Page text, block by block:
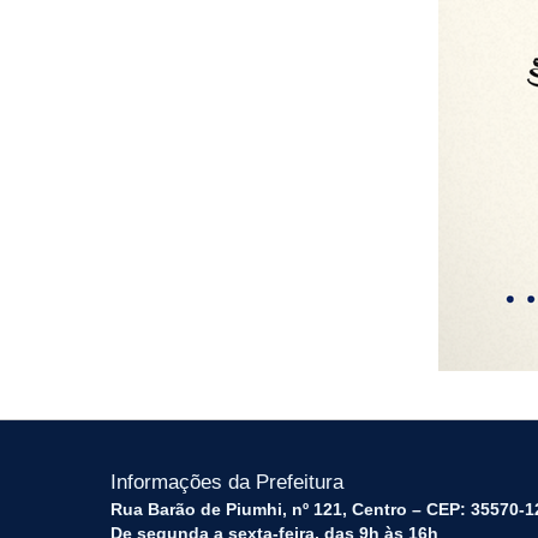
Informações da Prefeitura
Rua Barão de Piumhi, nº 121, Centro – CEP: 35570-
De segunda a sexta-feira, das 9h às 16h